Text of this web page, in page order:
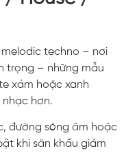
techno – nơi
trọng – những mẫu
xám hoặc xanh
hơn.
đường sóng âm hoặc
khi sân khấu giảm